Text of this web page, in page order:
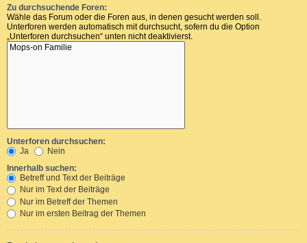
Zu durchsuchende Foren:
Wähle das Forum oder die Foren aus, in denen gesucht werden soll.
Unterforen werden automatisch mit durchsucht, sofern du die Option
„Unterforen durchsuchen“ unten nicht deaktivierst.
Unterforen durchsuchen:
Ja
Nein
Innerhalb suchen:
Betreff und Text der Beiträge
Nur im Text der Beiträge
Nur im Betreff der Themen
Nur im ersten Beitrag der Themen